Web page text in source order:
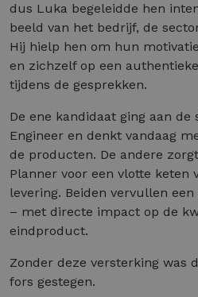
dus Luka begeleidde hen
beeld van het bedrijf, de
Hij hielp hen om hun
en zichzelf op een
tijdens de gesprekken.
De ene kandidaat ging aan de
Engineer en denkt vandaag
de producten. De andere
Planner voor een vlotte keten
levering. Beiden vervullen
– met directe impact op de
eindproduct.
Zonder deze versterking was
fors gestegen.